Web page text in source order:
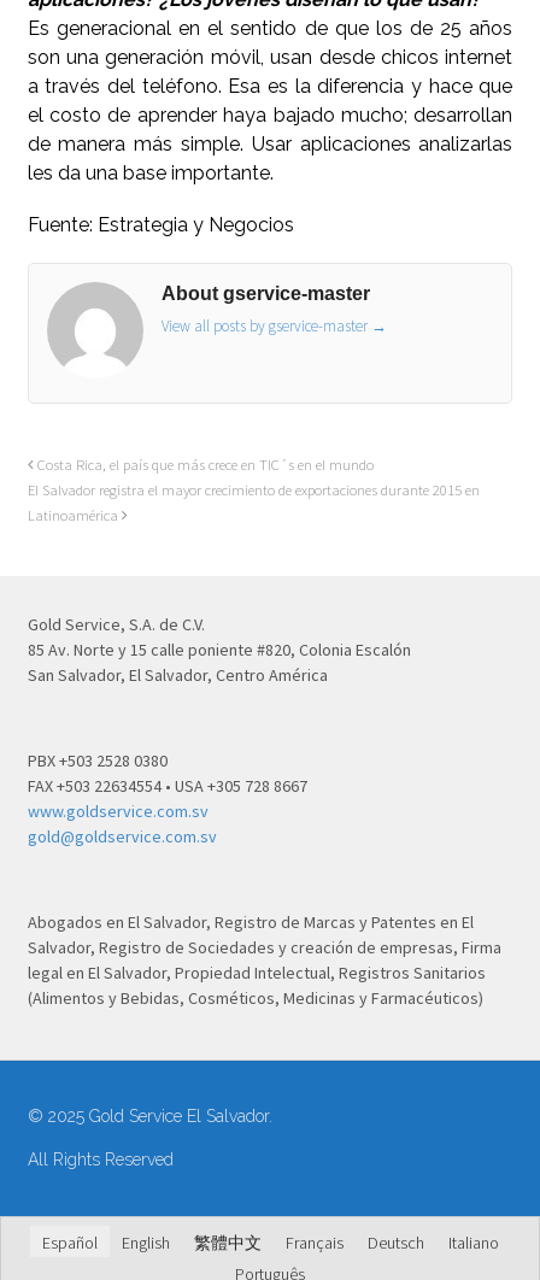
Es generacional en el sentido de que los de 25 años
son una generación móvil, usan desde chicos internet
a través del teléfono. Esa es la diferencia y hace que
el costo de aprender haya bajado mucho; desarrollan
de manera más simple. Usar aplicaciones analizarlas
les da una base importante.
Fuente: Estrategia y Negocios
About gservice-master
View all posts by gservice-master →
Costa Rica, el país que más crece en TIC´s en el mundo
El Salvador registra el mayor crecimiento de exportaciones durante 2015 en
Latinoamérica
Gold Service, S.A. de C.V.
85 Av. Norte y 15 calle poniente #820, Colonia Escalón
San Salvador, El Salvador, Centro América
PBX +503 2528 0380
FAX +503 22634554 • USA +305 728 8667
www.goldservice.com.sv
gold@goldservice.com.sv
Abogados en El Salvador, Registro de Marcas y Patentes en El
Salvador, Registro de Sociedades y creación de empresas, Firma
legal en El Salvador, Propiedad Intelectual, Registros Sanitarios
(Alimentos y Bebidas, Cosméticos, Medicinas y Farmacéuticos)
© 2025 Gold Service El Salvador.
All Rights Reserved
Español English 繁體中文 Français Deutsch
Italiano
Português